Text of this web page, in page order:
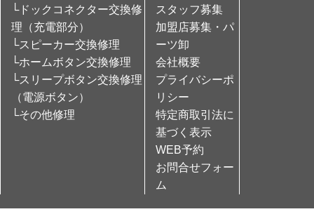
└ドックコネクター交換修
理（充電部分）
└スピーカー交換修理
└ホームボタン交換修理
└スリープボタン交換修理
（電源ボタン）
└その他修理
スタッフ募集
加盟店募集・パ
ーツ卸
会社概要
プライバシーポ
リシー
特定商取引法に
基づく表示
WEB予約
お問合せフォー
ム